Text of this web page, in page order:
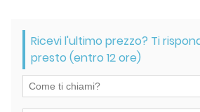
Ricevi l'ultimo prezzo? Ti
presto (entro 12 ore)